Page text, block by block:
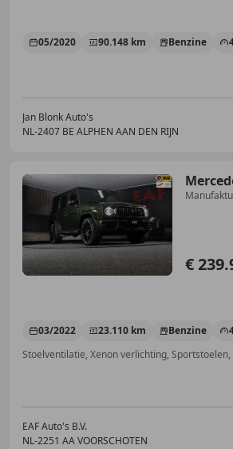
05/2020 90.148 km Benzine
Jan Blonk Auto's
NL-2407 BE ALPHEN AAN DEN RIJN
€
03/2022 23.110 km Benzine
EAF Auto's B.V.
NL-2251 AA VOORSCHOTEN